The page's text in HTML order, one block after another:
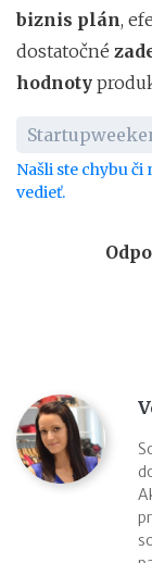
biznis plán,
dostatočné
hodnoty
Našli ste chybu či
vedieť.